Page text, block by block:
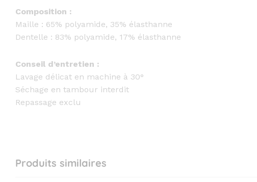
Composition :
Maille : 65% polyamide, 35% élasthanne
Dentelle : 83% polyamide, 17% élasthanne
Conseil d’entretien :
Lavage délicat en machine à 30°
Séchage en tambour interdit
Repassage exclu
Produits similaires